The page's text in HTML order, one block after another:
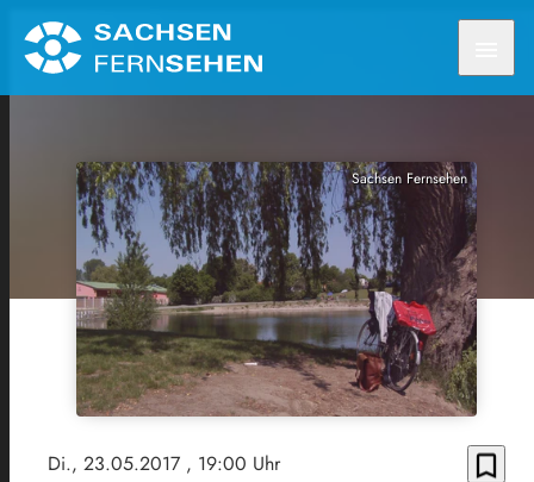
Sachsen Fernsehen
Di., 23.05.2017 , 19:00 Uhr bookmark_border